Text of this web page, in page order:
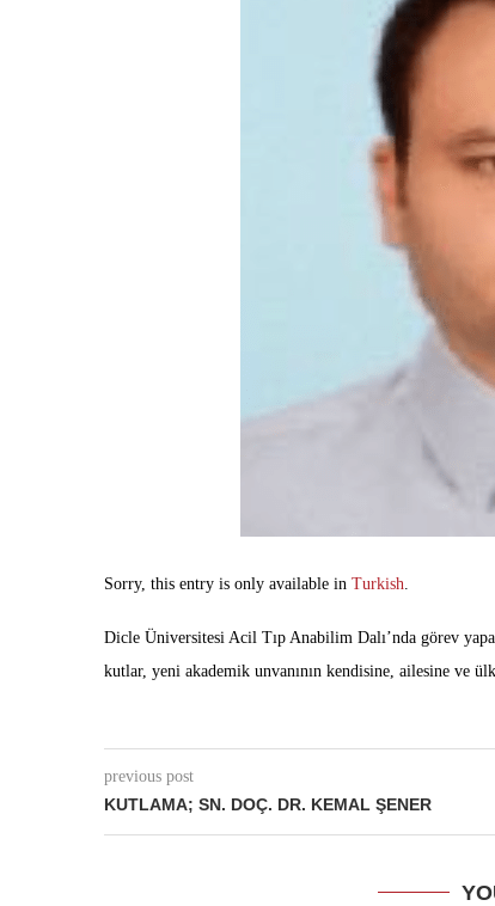
Sorry, this entry is only available in Turkish.
Dicle Üniversitesi Acil Tıp Anabilim Dalı’nda görev
kutlar, yeni akademik unvanının kendisine, ailesine ve
previous post
KUTLAMA; SN. DOÇ. DR. KEMAL ŞENER